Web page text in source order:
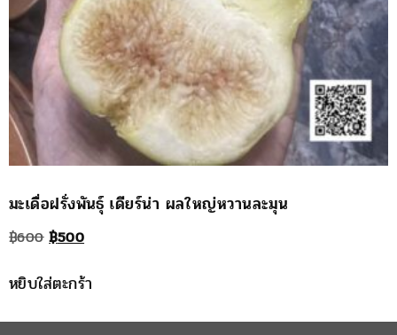
มะเดื่อฝรั่งพันธุ์ เดียร์น่า ผลใหญ่หวานละมุน
฿600 Original
was:
฿500Current
is:
หยิบใส่ตะกร้า